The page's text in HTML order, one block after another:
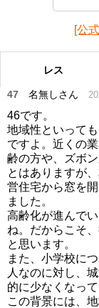
[公
レス
47 名無しさん
46です。
地域性といって
ですよ。近くの
齢の方や、ズボ
とはありますが
営住宅から窓を
ました。
高齢化が進んで
ね。だからこそ
と思います。
また、小学校に
人なのに対し、
的に少なくなって
この背景には、